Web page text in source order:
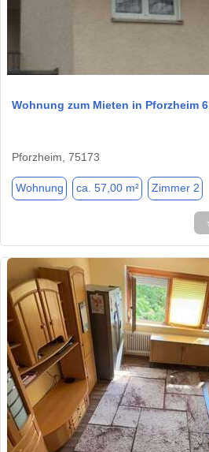
Wohnung zum Mieten in Pforzheim
Pforzheim, 75173
Wohnung ca. 57,00 m² Zimmer 2